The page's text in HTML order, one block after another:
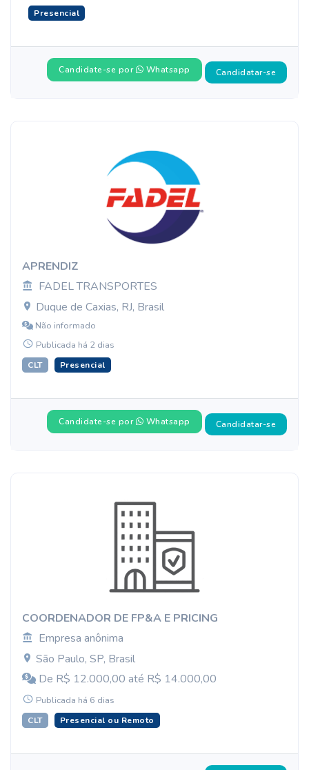
Presencial
Candidate-se por Whatsapp Candidatar-se
APRENDIZ
FADEL TRANSPORTES
Duque de Caxias, RJ, Brasil
Não informado
Publicada há 2 dias
CLT Presencial
Candidate-se por Whatsapp Candidatar-se
COORDENADOR DE FP&A E PRICING
Empresa anônima
São Paulo, SP, Brasil
De R$ 12.000,00 até R$ 14.000,00
Publicada há 6 dias
CLT Presencial ou Remoto